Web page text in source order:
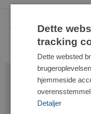
Jeanet
Gjøl Gymnastik og
Rønnebærvej 12, Gjøl
9440 Aabybro
Dette
tracking
Dette websted
hjemmeside
Detaljer